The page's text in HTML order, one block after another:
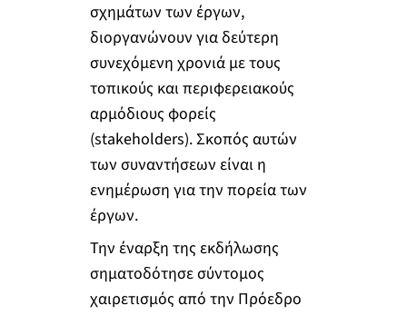
σχημάτων των έργων,
διοργανώνουν για δεύτερη
συνεχόμενη χρονιά με τους
τοπικούς και περιφερειακούς
αρμόδιους φορείς
(stakeholders). Σκοπός αυτών
των συναντήσεων είναι η
ενημέρωση για την πορεία των
έργων.
Την έναρξη της εκδήλωσης
σηματοδότησε σύντομος
χαιρετισμός από την Πρόεδρο